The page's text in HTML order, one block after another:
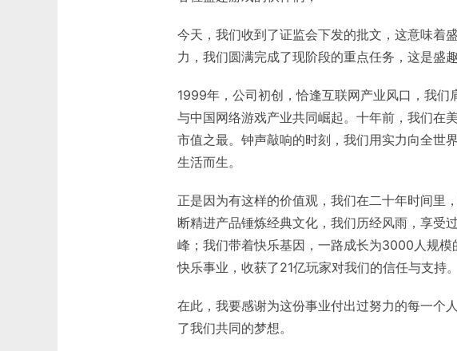
今天，我们收到了证监会下发的批文，这意味着
力，我们圆满完成了现阶段的重点任务，这是盛
1999年，公司初创，恰逢互联网产业风口，我们
与中国网络游戏产业共同崛起。十年前，我们在
市值之最。钟声敲响的时刻，我们用实力向全世
生活而生。
正是因为有这样的价值观，我们在二十年时间里
断精进产品锤炼经典文化，我们历经风雨，享受
峰；我们带着快乐基因，一路成长为3000人规
快乐事业，收获了21亿玩家对我们的信任与支持。
在此，我要感谢为这份事业付出过努力的每一个
了我们共同的梦想。